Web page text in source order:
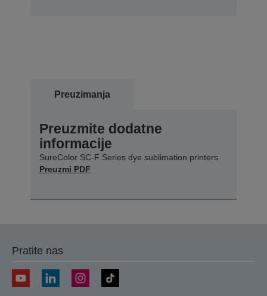
Preuzimanja
Preuzmite dodatne
informacije
SureColor SC-F Series dye sublimation printers
Preuzmi PDF
Pratite nas